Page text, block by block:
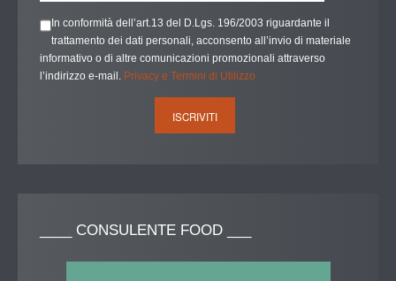
In conformità dell’art.13 del D.Lgs. 196/2003 riguardante il
trattamento dei dati personali, acconsento all’invio di materiale
informativo o di altre comunicazioni promozionali attraverso
l’indirizzo e-mail. Privacy e Termini di Utilizzo
CONSULENTE FOOD ___